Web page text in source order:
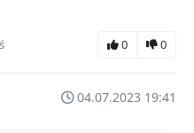
0 0
04.07.2023 19:41